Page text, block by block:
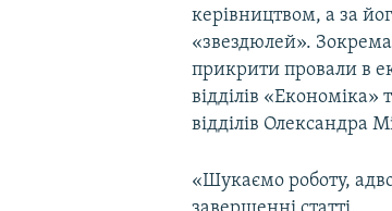
керівництвом, а за
«звездюлей».
прикрити провали в
відділів
відділів Олександра
«Шукаємо роботу,